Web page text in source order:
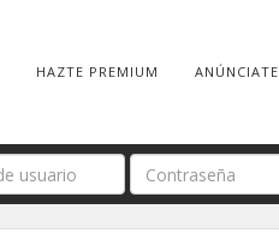
HAZTE PREMIUM ANÚNCIATE